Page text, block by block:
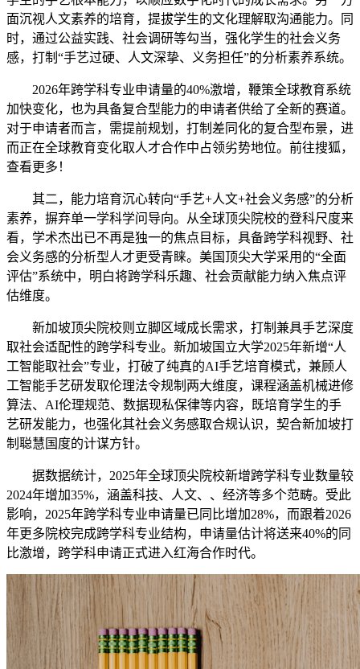
面沉视人文素养的培育，提拔学生的文化理解取沟通能力。同
时，通过公益实践、社会调研等勾当，强化学生的社会义务
感，打制“手艺过硬、人文深挚、义务担任”的分析素养系统。
2026年跨学科专业申请量的40%激增，鞭策全球教育系统
加快变化，也为具备复合型能力的申请者供给了全新的赛道。
对于申请者而言，需提前规划，打制差同化的复合型布景，进
而正在全球教育变化取人才合作中占领劣势地位。前往搜狐，
查看更多！
其二，能力培育沉心转向“手艺+人文+社会义务感”的分析
素养，摒弃单一学科学问导向。从全球顶尖院校的登科尺度来
看，学术杰出已不再是独一的焦点目标，具备跨学科视野、社
会义务感的分析型人才更受青睐。美国顶尖大学采用的“全面
评估”系统中，明白将跨学科乐趣、社会贡献能力纳入焦点评
估维度。
新加坡顶尖院校则立脚区域成长需求，打制兼具手艺深度
取社会适配性的跨学科专业。新加坡国立大学2025年新增“人
工智能取社会”专业，打破了纯真的AI手艺培育模式，兼顾人
工智能手艺研发取伦理法令规制两大维度，课程涵盖机械进修
算法、AI伦理规范、数据现私保律等内容，既培育学生的手
艺研发能力，也强化其社会义务感取合规认识，契合新加坡打
制聪慧国度的计谋方针。
据数据统计，2025年全球顶尖院校新增跨学科专业数量较
2024年增加35%，涵盖科技、人文、、经济等多个范畴。受此
影响，2025年跨学科专业申请量已同比增加28%，而跟着2026
年更多院校完成跨学科专业结构，申请量估计将送来40%的同
比激增，跨学科申请正式进入红海合作时代。